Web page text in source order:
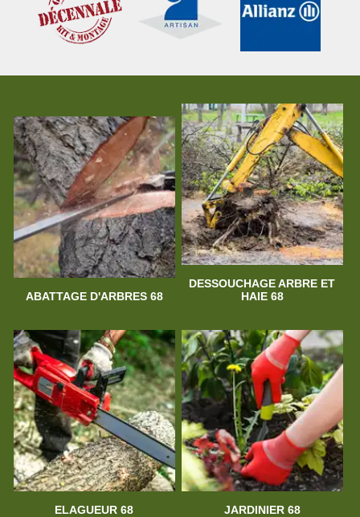
ABATTAGE D'ARBRES 68
DESSOUCHAGE ARBRE ET
HAIE 68
ELAGUEUR 68 JARDINIER 68